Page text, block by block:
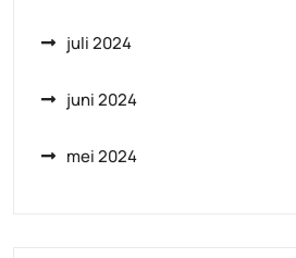
juli 2024
juni 2024
mei 2024